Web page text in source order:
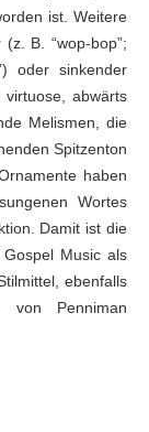
ist. Weitere
B. “wop-bop”;
oder sinkender
virtuose, abwärts
Melismen, die
Spitzenton
haben
Wortes
Damit ist die
Music als
ebenfalls
von Penniman